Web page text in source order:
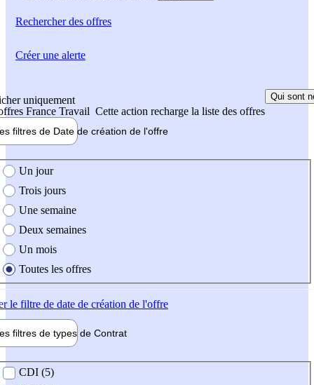
Rechercherdes offres
uniquement
France Travail Cette action recharge la liste des offres
Qui sont
filtres de Date de création de l'offre
création de l'offre
Un jour
Trois jours
Une semaine
Deux semaines
Un mois
Toutes les offres
le filtre de date de création de l'offre
filtres de types de Contrat
contrat
CDI (5)
Créer une alerte